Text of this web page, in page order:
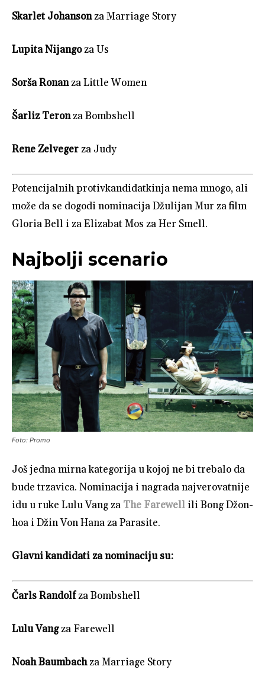
Skarlet Johansonza Marriage Story
Lupita Nijangoza Us
Sorša Ronanza Little Women
Šarliz Teronza Bombshell
Rene Zelvegerza Judy
Potencijalnih protivkandidatkinja nema mnogo, ali
može da se dogodi nominacija Džulijan Mur za film
Gloria Bell i za Elizabat Mos za Her Smell.
Najbolji scenario
Foto: Promo
Još jedna mirna kategorija u kojoj ne bi trebalo da
bude trzavica. Nominacija i nagrada najverovatnije
idu u ruke Lulu Vang za The Farewellili Bong Džon-
hoa i Džin Von Hana za Parasite.
Glavni kandidati za nominaciju su:
Čarls Randolfza Bombshell
Lulu Vangza Farewell
Noah Baumbachza Marriage Story